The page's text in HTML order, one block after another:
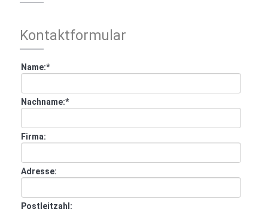
Kontaktformular
Name:*
Nachname:*
Firma:
Adresse:
Postleitzahl: